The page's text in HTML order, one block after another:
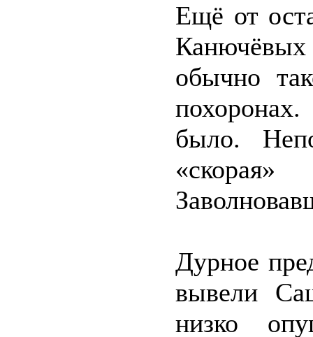
Ещё от
обычно
было.
Дурное
вывели
низко